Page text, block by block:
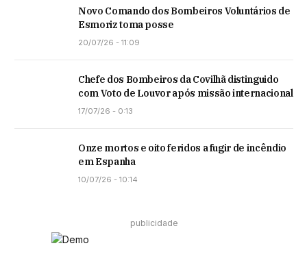
Novo Comando dos Bombeiros Voluntários de
Esmoriz toma posse
20/07/26 - 11:09
Chefe dos Bombeiros da Covilhã distinguido
com Voto de Louvor após missão internacional
17/07/26 - 0:13
Onze mortos e oito feridos a fugir de incêndio
em Espanha
10/07/26 - 10:14
publicidade